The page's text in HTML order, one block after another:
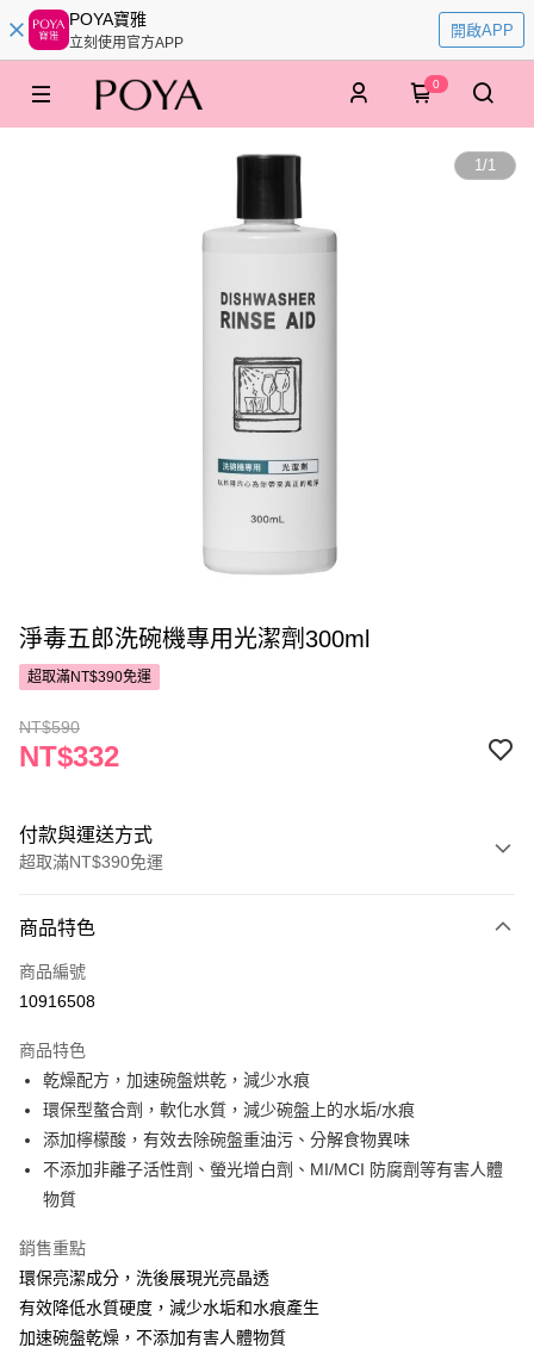
POYA寶雅
立刻使用官方APP
開啟APP
0
1/1
淨毒五郎洗碗機專用光潔劑300ml
超取滿NT$390免運
NT$590
NT$332
付款與運送方式
超取滿NT$390免運
POYA支付
信用卡一次付款
LINE Pay
Apple Pay
街口支付
悠遊付
Google Pay
【關於「AFTEE先享後付」】
商品特色
商品編號
10916508
商品特色
乾燥配方，加速碗盤烘乾，減少水痕
環保型螯合劑，軟化水質，減少碗盤上的水垢/水痕
添加檸檬酸，有效去除碗盤重油污、分解食物異味
不添加非離子活性劑、螢光增白劑、MI/MCI 防腐劑等有害人體
物質
銷售重點
環保亮潔成分，洗後展現光亮晶透
有效降低水質硬度，減少水垢和水痕產生
加速碗盤乾燥，不添加有害人體物質